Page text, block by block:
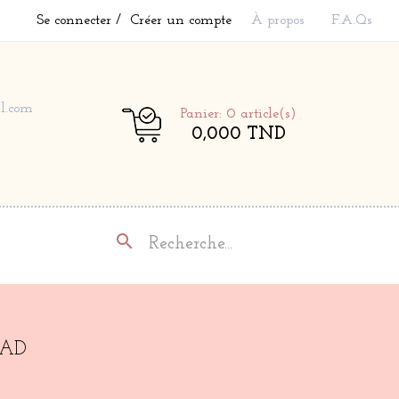
Se connecter Créer un compte À propos F.A.Qs
Panier: 0 article(s)
0,000 TND
search